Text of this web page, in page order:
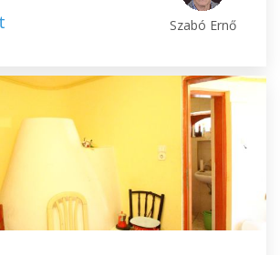
Szabó Ernő